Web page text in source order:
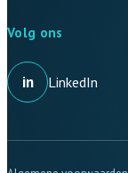
Volg ons
in LinkedIn